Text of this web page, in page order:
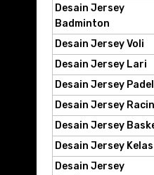
Desain Jersey
Badminton
Desain Jersey Voli
Desain Jersey Lari
Desain Jersey Padel
Desain Jersey
Desain Jersey
Desain Jersey Kelas
Desain Jersey